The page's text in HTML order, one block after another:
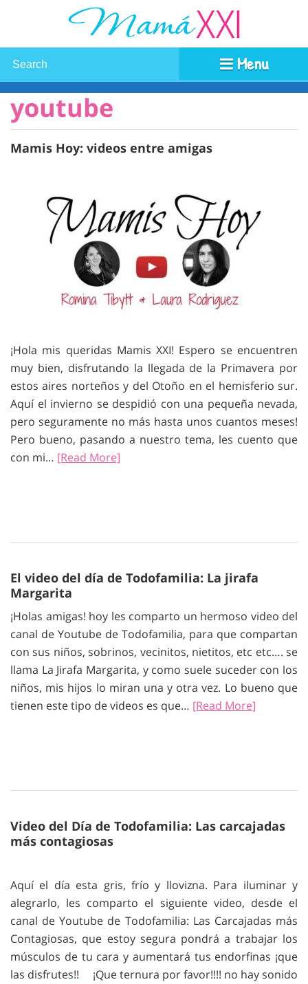
Menu
youtube
Mamis Hoy: videos entre amigas
¡Hola mis queridas Mamis XXI! Espero se encuentren
muy bien, disfrutando la llegada de la Primavera por
estos aires norteños y del Otoño en el hemisferio sur.
Aquí el invierno se despidió con una pequeña nevada,
pero seguramente no más hasta unos cuantos meses!
Pero bueno, pasando a nuestro tema, les cuento que
con mi… [Read More]
El video del día de Todofamilia: La jirafa
Margarita
¡Holas amigas! hoy les comparto un hermoso video del
canal de Youtube de Todofamilia, para que compartan
con sus niños, sobrinos, vecinitos, nietitos, etc etc…. se
llama La Jirafa Margarita, y como suele suceder con los
niños, mis hijos lo miran una y otra vez. Lo bueno que
tienen este tipo de videos es que… [Read More]
Video del Día de Todofamilia: Las carcajadas
más contagiosas
Aquí el día esta gris, frío y llovizna. Para iluminar y
alegrarlo, les comparto el siguiente video, desde el
canal de Youtube de Todofamilia: Las Carcajadas más
Contagiosas, que estoy segura pondrá a trabajar los
músculos de tu cara y aumentará tus endorfinas ¡que
las disfrutes!! ¡Que ternura por favor!!!! no hay sonido